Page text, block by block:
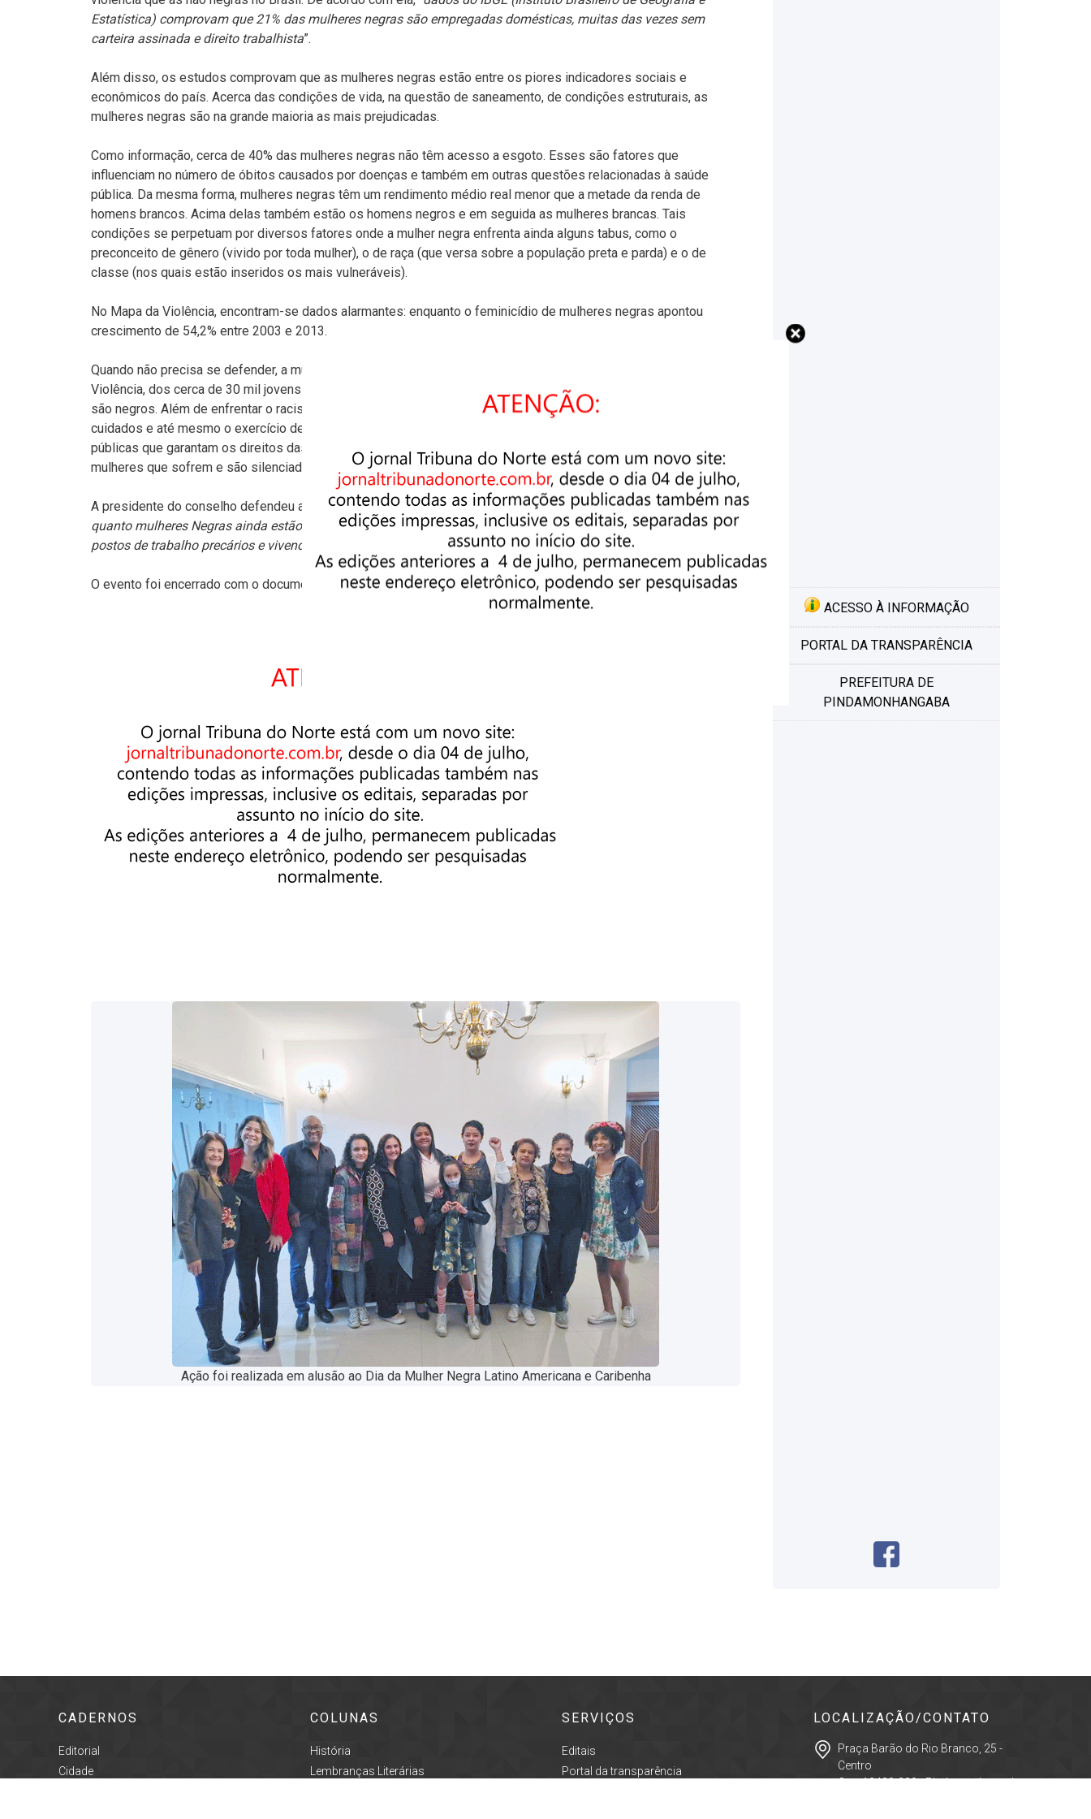
Estatística) comprovam que 21% das mulheres negras são empregadas domésticas, muitas das vezes sem
carteira assinada e direito trabalhista”.
Além disso, os estudos comprovam que as mulheres negras estão entre os piores indicadores sociais e
econômicos do país. Acerca das condições de vida, na questão de saneamento, de condições estruturais, as
mulheres negras são na grande maioria as mais prejudicadas.
Como informação, cerca de 40% das mulheres negras não têm acesso a esgoto. Esses são fatores que
influenciam no número de óbitos causados por doenças e também em outras questões relacionadas à saúde
pública. Da mesma forma, mulheres negras têm um rendimento médio real menor que a metade da renda de
homens brancos. Acima delas também estão os homens negros e em seguida as mulheres brancas. Tais
condições se perpetuam por diversos fatores onde a mulher negra enfrenta ainda alguns tabus, como o
preconceito de gênero (vivido por toda mulher), o de raça (que versa sobre a população preta e parda) e o de
classe (nos quais estão inseridos os mais vulneráveis).
No Mapa da Violência, encontram-se dados alarmantes: enquanto o feminicídio de mulheres negras apontou
crescimento de 54,2% entre 2003 e 2013.
Quando não precisa se defender, a mulher negra tem que defender os seus. Também de acordo com o Mapa da
Violência, dos cerca de 30 mil jovens entre 15 e 29 anos assassinados por ano no Brasil, 93% são homens e 77%
são negros. Além de enfrentar o racismo enraizado que se reflete todos os dias, que lhe priva direitos, afetos,
cuidados e até mesmo o exercício de ser quem se é. Diante de tal realidade é necessário haver luta por políticas
públicas que garantam os direitos das mulheres negras e façam valer, como também fazer ecoar o grito de
mulheres que sofrem e são silenciadas.
A presidente do conselho defendeu a lei de cotas que está prevista para ser votada este ano. Ela destacou “o
quanto mulheres Negras ainda estão sujeitas às piores condições de trabalho, menores salários, ocupando
postos de trabalho precários e vivendo em lugares sem condições básicas de moradia e sustentabilidade
O evento foi encerrado com o documentário das mulheres negras em foco e com a disposição de fotos.
Ação foi realizada em alusão ao Dia da Mulher Negra Latino Americana e Caribenha
ACESSO À INFORMAÇÃO
PORTAL DA TRANSPARÊNCIA
PREFEITURA DE
PINDAMONHANGABA
CADERNOS
Editorial
Cidade
COLUNAS
História
Lembranças Literárias
SERVIÇOS
Editais
Portal da transparência
LOCALIZAÇÃO/CONTATO
Praça Barão do Rio Branco, 25 -
Centro
Cep: 12400-280 - Pindamonhangaba -